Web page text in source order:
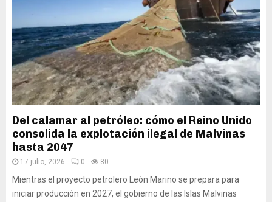
Del calamar al petróleo: cómo el Reino Unido
consolida la explotación ilegal de Malvinas
hasta 2047
17 julio, 2026 0 80
Mientras el proyecto petrolero León Marino se prepara para
iniciar producción en 2027, el gobierno de las Islas Malvinas